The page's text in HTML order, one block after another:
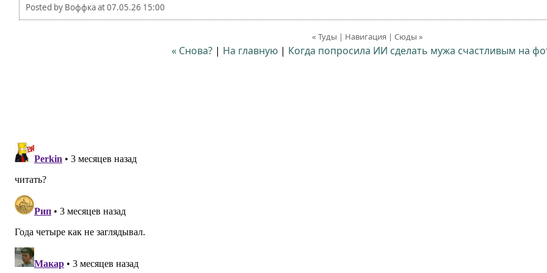
Posted by Воффкаat07.05.26 15:00
« Туды | Навигация | Сюды »
« Снова?| На главную| Когда попросила ИИ сделать мужа счастливым на